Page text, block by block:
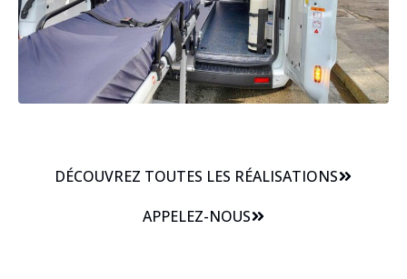
DÉCOUVREZ TOUTES LES RÉALISATIONS
APPELEZ-NOUS